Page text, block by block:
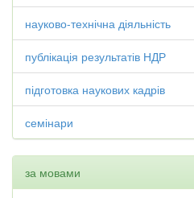
науково-технічна діяльність
публікація результатів НДР
підготовка наукових кадрів
семінари
за мовами